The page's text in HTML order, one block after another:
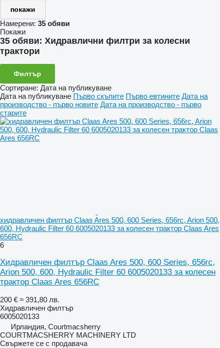
покажи
Намерени: 35 обяви
Покажи
35 обяви: Хидравлични филтри за колесни
трактори
Филтър
Сортиране: Дата на публикуване
Дата на публикуване Първо скъпите Първо евтините Дата на
производство - първо новите Дата на производство - първо
старите
хидравличен филтър Claas Ares 500, 600 Series, 656rc, Arion 500,
600, Hydraulic Filter 60 6005020133 за колесен трактор Claas Ares
656RC
6
Хидравличен филтър Claas Ares 500, 600 Series, 656rc,
Arion 500, 600, Hydraulic Filter 60 6005020133 за колесен
трактор Claas Ares 656RC
200 € ≈ 391,80 лв.
Хидравличен филтър
6005020133
Ирландия, Courtmacsherry
COURTMACSHERRY MACHINERY LTD
Свържете се с продавача